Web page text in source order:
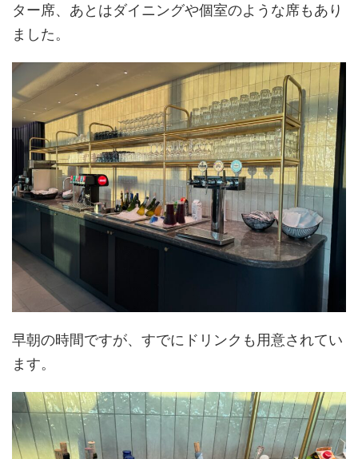
ター席、あとはダイニングや個室のような席もあり
ました。
早朝の時間ですが、すでにドリンクも用意されてい
ます。